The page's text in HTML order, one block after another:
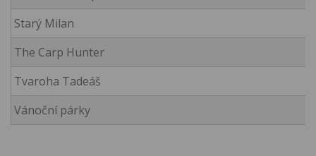
Starý Milan
The Carp Hunter
Tvaroha Tadeáš
Vánoční párky